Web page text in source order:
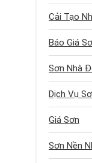
Cải Tạo
Báo Giá
Sơn Nhà
Dịch Vụ
Giá Sơn
Sơn Nền